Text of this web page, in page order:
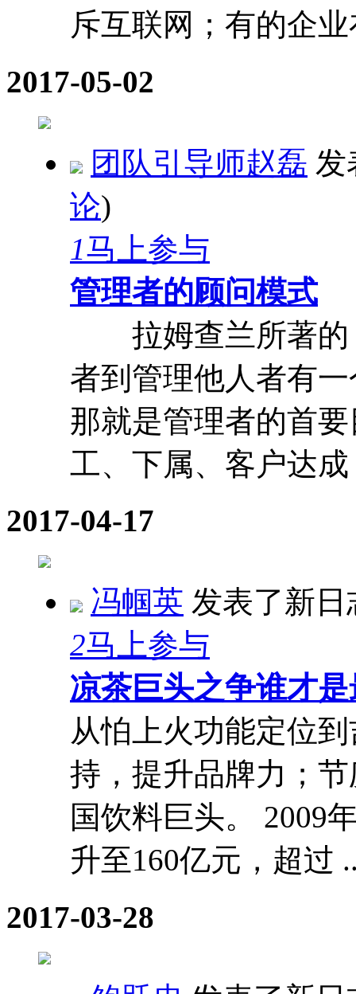
斥互联网；有的企
2017-05-02
团队引导师赵磊 发
论)
1马上参与
管理者的顾问模式
拉姆查兰所著的
者到管理他人者有
那就是管理者的首
工、下属、客户达成
2017-04-17
冯帼英 发表了新
2马上参与
凉茶巨头之争谁才
从怕上火功能定位
持，提升品牌力；
国饮料巨头。 2009
升至160亿元，超过
2017-03-28